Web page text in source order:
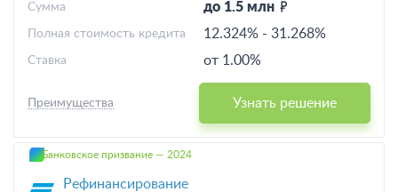
до 1.5 млн
Cумма
12.324% - 31.268%
Полная стоимость кредита
от 1.00%
Ставка
Узнать решение
Преимущества
Банковское призвание — 2024
Рефинансирование